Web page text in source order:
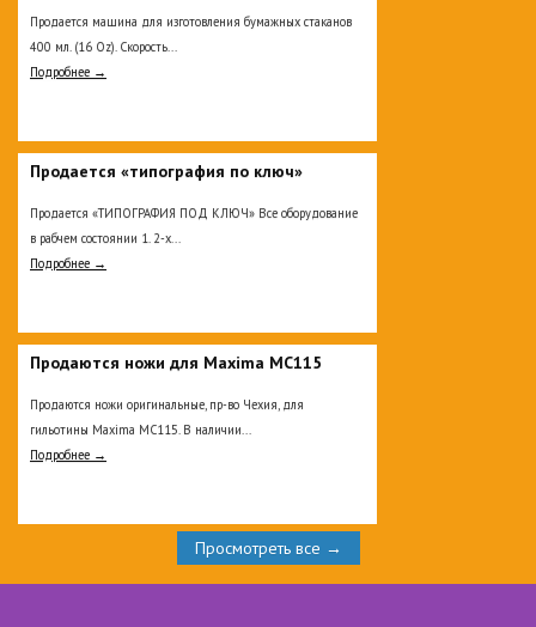
Продается машина для изготовления бумажных стаканов
400 мл. (16 Oz). Скорость...
Подробнее →
Продается «типография по ключ»
Продается «ТИПОГРАФИЯ ПОД КЛЮЧ» Все оборудование
в рабчем состоянии 1. 2-х...
Подробнее →
Продаются ножи для Maxima MC115
Продаются ножи оригинальные, пр-во Чехия, для
гильотины Maxima MC115. В наличии...
Подробнее →
Просмотреть все →